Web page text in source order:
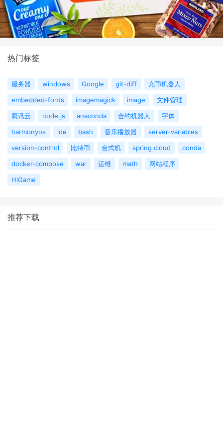
热门标签
服务器 windows Google git-diff
充币机器人
embedded-fonts
imagemagick image
文件管理
腾讯云
node.js anaconda 合约机器人
字体
harmonyos
ide bash 音乐播放器
server-variables
version-control
比特币 台式机 spring cloud
conda
docker-compose
war 运维 math
网站程序
HiGame
推荐下载